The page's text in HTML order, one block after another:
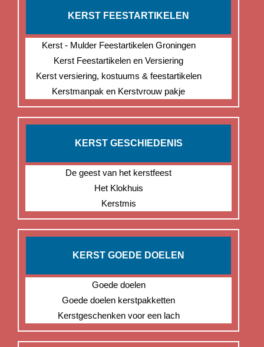
KERST FEESTARTIKELEN
Kerst - Mulder Feestartikelen Groningen
Kerst Feestartikelen en Versiering
Kerst versiering, kostuums & feestartikelen
Kerstmanpak en Kerstvrouw pakje
KERST GESCHIEDENIS
De geest van het kerstfeest
Het Klokhuis
Kerstmis
KERST GOEDE DOELEN
Goede doelen
Goede doelen kerstpakketten
Kerstgeschenken voor een lach